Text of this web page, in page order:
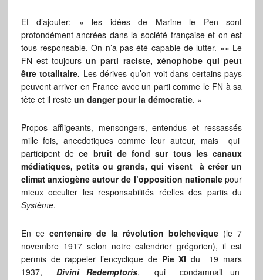
Et d’ajouter: « les idées de Marine le Pen sont
profondément ancrées dans la société française et on est
tous responsable. On n’a pas été capable de lutter. »« Le
FN est toujoursun parti raciste, xénophobe qui peut
être totalitaire. Les dérives qu’on voit dans certains pays
peuvent arriver en France avec un parti comme le FN à sa
tête et il reste un danger pour la démocratie. »
Propos affligeants, mensongers, entendus et ressassés
mille fois, anecdotiques comme leur auteur, mais qui
participent dece bruit de fond sur tous les canaux
médiatiques, petits ou grands, qui visent à créer un
climat anxiogène autour de l’opposition nationalepour
mieux occulter les responsabilités réelles des partis du
Système.
En cecentenaire de la révolution bolchevique (le 7
novembre 1917 selon notre calendrier grégorien), il est
permis de rappeler l’encyclique de Pie XI du 19 mars
1937,Divini Redemptoris, qui condamnait un